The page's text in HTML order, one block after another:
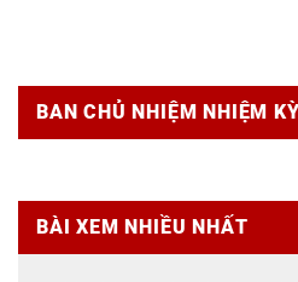
BAN CHỦ NHIỆM NHIỆM
BÀI XEM NHIỀU NHẤT